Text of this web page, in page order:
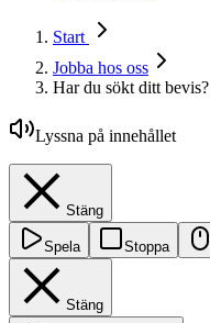
Start
Jobba hos oss
Har du sökt ditt bevis?
Lyssna på innehållet
Stäng
Spela Stoppa
Stäng